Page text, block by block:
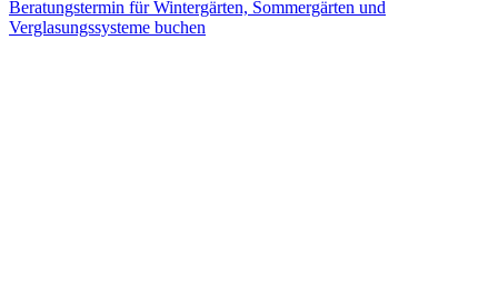
Beratungstermin für Wintergärten, Sommergärten und
Verglasungssysteme buchen